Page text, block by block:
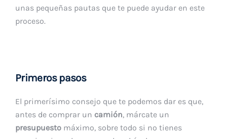
unas pequeñas pautas que te puede ayudar en este
proceso.
Primeros pasos
El primerísimo consejo que te podemos dar es que,
antes de comprar un camión, márcate un
presupuesto máximo, sobre todo si no tienes